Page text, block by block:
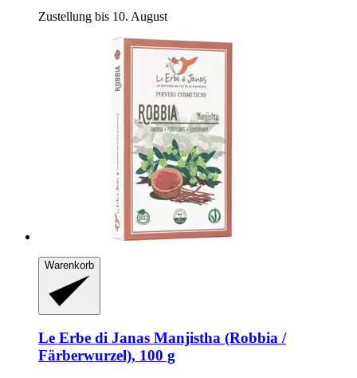
Zustellung bis 10. August
Warenkorb
Le Erbe di Janas Manjistha (Robbia /
Färberwurzel), 100 g